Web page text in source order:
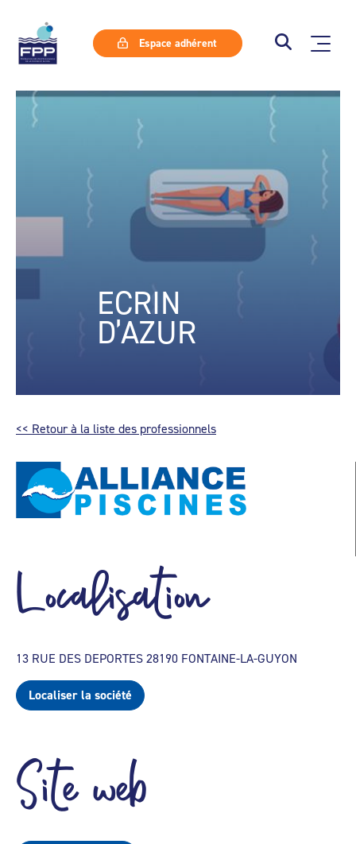
Espace adhérent
ECRIN
D’AZUR
<< Retour à la liste des professionnels
Localisation
13 RUE DES DEPORTES 28190 FONTAINE-LA-GUYON
Localiser la société
Site web